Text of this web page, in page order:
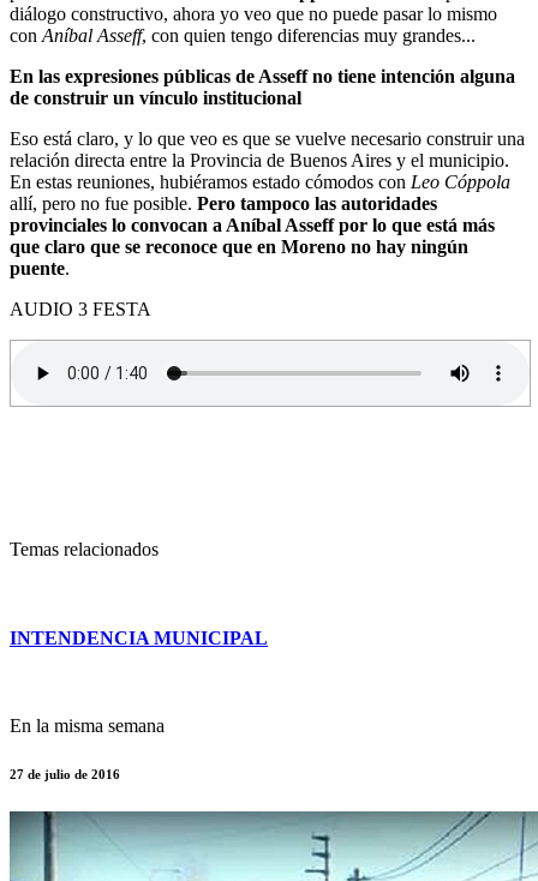
diálogo constructivo, ahora yo veo que no puede pasar lo mismo
con Aníbal Asseff, con quien tengo diferencias muy grandes...
En las expresiones públicas de Asseff no tiene intención alguna
de construir un vínculo institucional
Eso está claro, y lo que veo es que se vuelve necesario construir una
relación directa entre la Provincia de Buenos Aires y el municipio.
En estas reuniones, hubiéramos estado cómodos con Leo Cóppola
allí, pero no fue posible. Pero tampoco las autoridades
provinciales lo convocan a Aníbal Asseff por lo que está más
que claro que se reconoce que en Moreno no hay ningún
puente.
AUDIO 3 FESTA
Temas relacionados
INTENDENCIA MUNICIPAL
En la misma semana
27 de julio de 2016